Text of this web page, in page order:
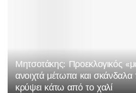
Μητσοτάκης: Προεκλογικός
ανοιχτά μέτωπα και σκάνδαλα
κρύψει κάτω από το χαλί